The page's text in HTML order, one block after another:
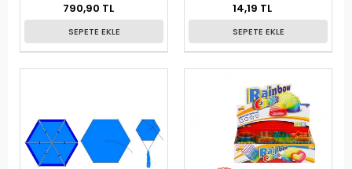
790,90 TL
SEPETE EKLE
14,19 TL
SEPETE EKLE